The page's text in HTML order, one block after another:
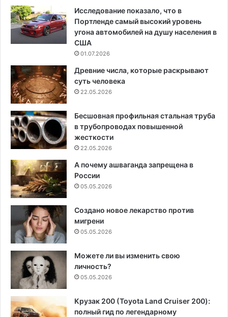
Исследование показало, что в
Портленде самый высокий уровень
угона автомобилей на душу населения в
США
01.07.2026
Древние числа, которые раскрывают
суть человека
22.05.2026
Бесшовная профильная стальная труба
в трубопроводах повышенной
жесткости
22.05.2026
А почему ашваганда запрещена в
России
05.05.2026
Создано новое лекарство против
мигрени
05.05.2026
Можете ли вы изменить свою
личность?
05.05.2026
Крузак 200 (Toyota Land Cruiser 200):
полный гид по легендарному